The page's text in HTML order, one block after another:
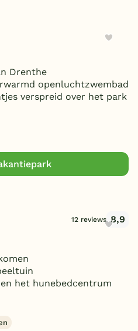
Drenthe
openluchtzwembad
verspreid over het park
12 reviews 8,9
het hunebedcentrum